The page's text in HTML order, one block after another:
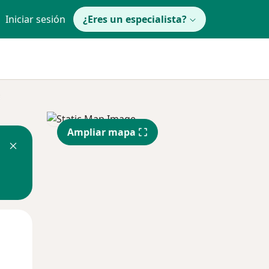
Iniciar sesión ¿Eres un especialista?
Ampliar mapa